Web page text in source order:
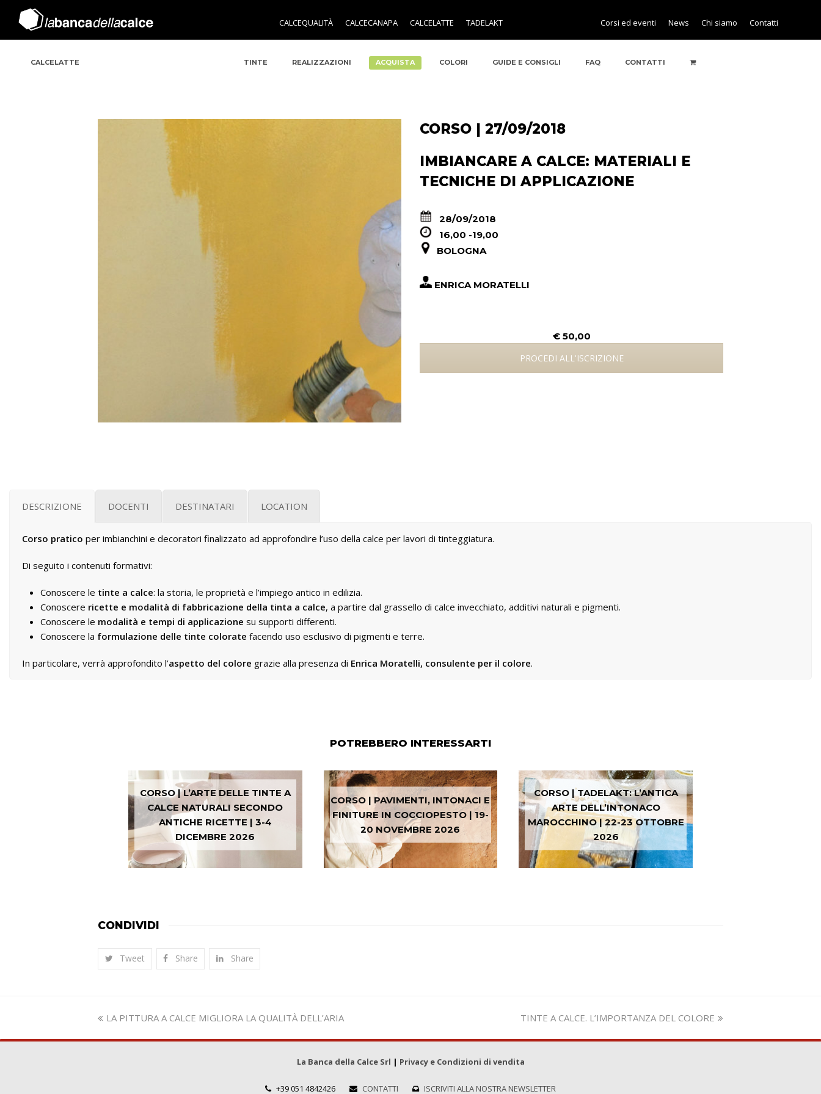
CALCEQUALITÀ CALCECANAPA CALCELATTE TADELAKT Corsi ed eventi News Chi siamo Contatti
CALCELATTE TINTE REALIZZAZIONI ACQUISTA COLORI GUIDE E CONSIGLI FAQ CONTATTI
CORSO | 27/09/2018
IMBIANCARE A CALCE: MATERIALI E
TECNICHE DI APPLICAZIONE
28/09/2018
16,00 -19,00
BOLOGNA
ENRICA MORATELLI
€ 50,00
PROCEDI ALL'ISCRIZIONE
DESCRIZIONE DOCENTI DESTINATARI LOCATION
Corso pratico per imbianchini e decoratori finalizzato ad approfondire l’uso della calce per lavori di tinteggiatura.
Di seguito i contenuti formativi:
Conoscere le tinte a calce: la storia, le proprietà e l’impiego antico in edilizia.
Conoscere ricette e modalità di fabbricazione della tinta a calce, a partire dal grassello di calce invecchiato, additivi naturali e pigmenti.
Conoscere le modalità e tempi di applicazione su supporti differenti.
Conoscere la formulazione delle tinte colorate facendo uso esclusivo di pigmenti e terre.
In particolare, verrà approfondito l’aspetto del colore grazie alla presenza di Enrica Moratelli, consulente per il colore.
POTREBBERO INTERESSARTI
CORSO | L’ARTE DELLE TINTE A
CALCE NATURALI SECONDO
ANTICHE RICETTE | 3-4
DICEMBRE 2026
CORSO | PAVIMENTI, INTONACI E
FINITURE IN COCCIOPESTO | 19-
20 NOVEMBRE 2026
CORSO | TADELAKT: L’ANTICA
ARTE DELL’INTONACO
MAROCCHINO | 22-23 OTTOBRE
2026
CONDIVIDI
Tweet Share Share
Slide
LA PITTURA A CALCE MIGLIORA LA QUALITÀ DELL’ARIA
visualizza
TINTE A CALCE. L’IMPORTANZA DEL COLORE
La Banca della Calce Srl | Privacy e Condizioni di vendita
+39 051 4842426 CONTATTI ISCRIVITI ALLA NOSTRA NEWSLETTER